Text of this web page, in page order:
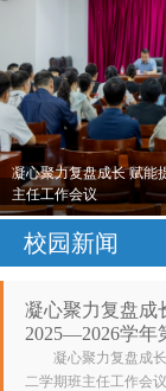
凝心聚力复盘成长 赋
主任工作会议
校园新闻
凝心聚力复盘
2025—2026学年
凝心聚力复盘成
二学期班主任工作会